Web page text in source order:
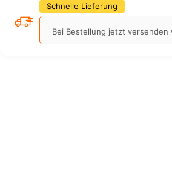
Schnelle Lieferung
Bei Bestellung jetzt versenden